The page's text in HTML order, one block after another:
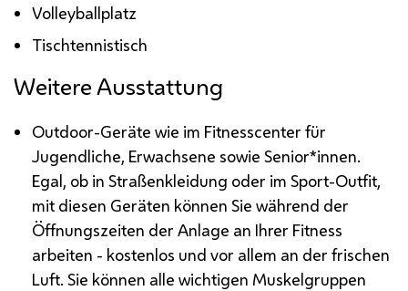
Volleyballplatz
Tischtennistisch
Weitere Ausstattung
Outdoor-Geräte wie im Fitnesscenter für
Jugendliche, Erwachsene sowie Senior*innen.
Egal, ob in Straßenkleidung oder im Sport-Outfit,
mit diesen Geräten können Sie während der
Öffnungszeiten der Anlage an Ihrer Fitness
arbeiten - kostenlos und vor allem an der frischen
Luft. Sie können alle wichtigen Muskelgruppen